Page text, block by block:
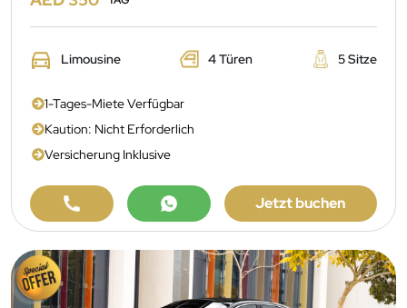
Limousine 4 Türen 5 Sitze
1-Tages-Miete Verfügbar
Kaution: Nicht Erforderlich
Versicherung Inklusive
Jetzt buchen